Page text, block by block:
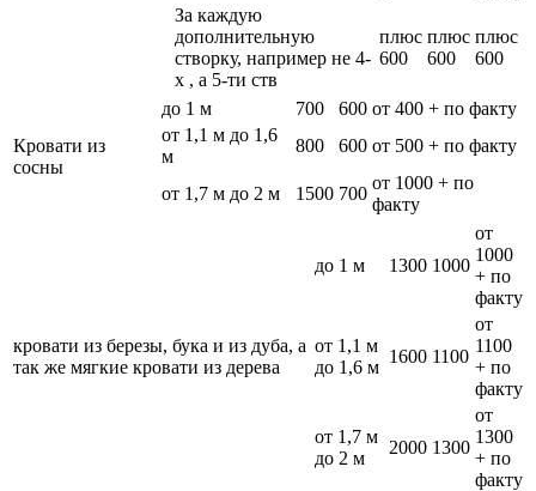
За каждую
дополнительную
створку, например не 4-
х , а 5-ти ств
плюс
600
плюс
600
плюс
600
Кровати из
сосны
до 1 м 700 600 от 400 + по факту
от 1,1 м до 1,6
м
800 600 от 500 + по факту
от 1,7 м до 2 м 1500 700
от 1000 + по
факту
кровати из березы, бука и из дуба, а
так же мягкие кровати из дерева
до 1 м 1300 1000
от
1000
+ по
факту
от 1,1 м
до 1,6 м
1600 1100
от
1100
+ по
факту
от 1,7 м
до 2 м
2000 1300
от
1300
+ по
факту